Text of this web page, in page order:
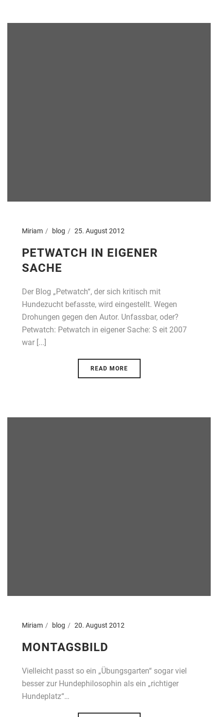
Miriam blog 25. August 2012
PETWATCH IN EIGENER
SACHE
Der Blog „Petwatch“, der sich kritisch mit
Hundezucht befasste, wird eingestellt. Wegen
Drohungen gegen den Autor. Unfassbar, oder?
Petwatch: Petwatch in eigener Sache: S eit 2007
war [...]
READ MORE
Miriam blog 20. August 2012
MONTAGSBILD
Vielleicht passt so ein „Übungsgarten“ sogar viel
besser zur Hundephilosophin als ein „richtiger
Hundeplatz“…